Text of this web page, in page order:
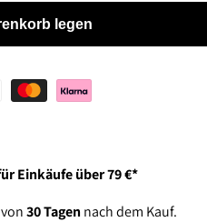
legen
Einkäufe über 79 €*
30 Tagennach dem Kauf.